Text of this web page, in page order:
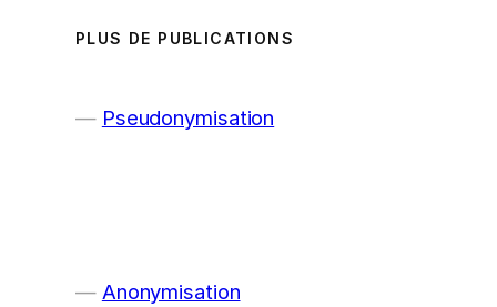
PLUS DE PUBLICATIONS
Pseudonymisation
Anonymisation